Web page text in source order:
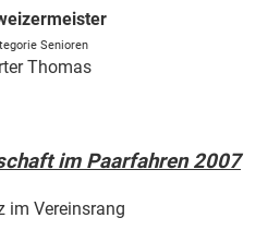
Senioren
Thomas
im Paarfahren 2007
im Vereinsrang